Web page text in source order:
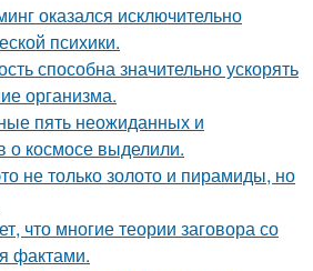
оказался исключительно
психики.
способна значительно ускорять
организма.
пять неожиданных и
о космосе выделили.
не только золото и пирамиды, но
что многие теории заговора со
фактами.